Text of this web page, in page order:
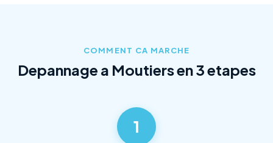
COMMENT CA MARCHE
Depannage a Moutiers en 3 etapes
1